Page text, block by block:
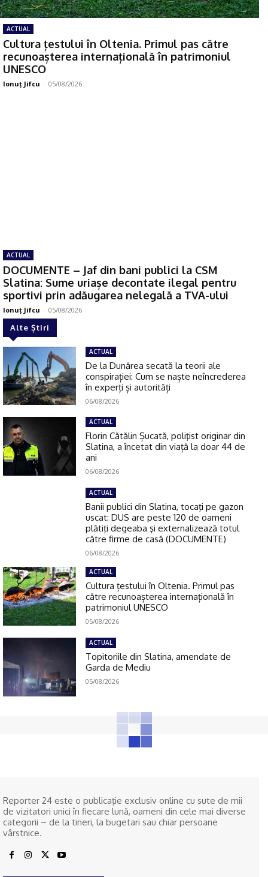
ACTUAL
Cultura țestului în Oltenia. Primul pas către
recunoașterea internațională în patrimoniul
UNESCO
Ionuţ Jifcu - 05/08/2026
ACTUAL
DOCUMENTE – Jaf din bani publici la CSM
Slatina: Sume uriașe decontate ilegal pentru
sportivi prin adăugarea nelegală a TVA-ului
Ionuţ Jifcu - 05/08/2026
Alte Știri
ACTUAL
De la Dunărea secată la teorii ale
conspirației: Cum se naște neîncrederea
în experți și autorități
06/08/2026
ACTUAL
Florin Cătălin Șucată, poliţist originar din
Slatina, a încetat din viață la doar 44 de
ani
06/08/2026
ACTUAL
Banii publici din Slatina, tocaţi pe gazon
uscat: DUS are peste 120 de oameni
plătiţi degeaba şi externalizează totul
către firme de casă (DOCUMENTE)
06/08/2026
ACTUAL
Cultura țestului în Oltenia. Primul pas
către recunoașterea internațională în
patrimoniul UNESCO
05/08/2026
ACTUAL
Topitoriile din Slatina, amendate de
Garda de Mediu
05/08/2026
Reporter 24 este o publicaţie exclusiv online cu sute de mii
de vizitatori unici în fiecare lună, oameni din cele mai diverse
categorii – de la tineri, la bugetari sau chiar persoane
vârstnice.